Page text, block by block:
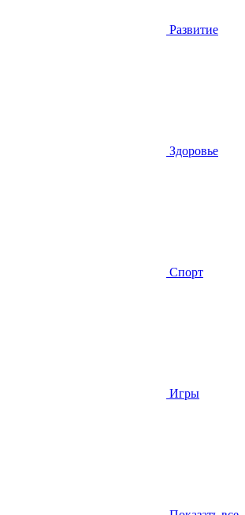
Развитие
Здоровье
Спорт
Игры